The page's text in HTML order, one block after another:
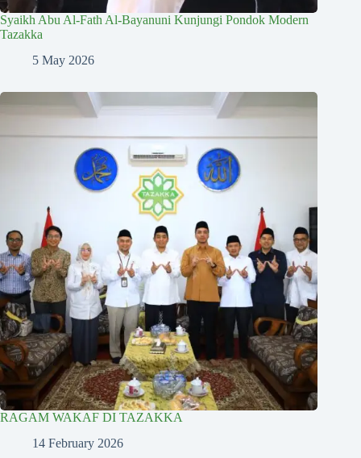
Syaikh Abu Al-Fath Al-Bayanuni Kunjungi Pondok Modern
Tazakka
5 May 2026
RAGAM WAKAF DI TAZAKKA
14 February 2026